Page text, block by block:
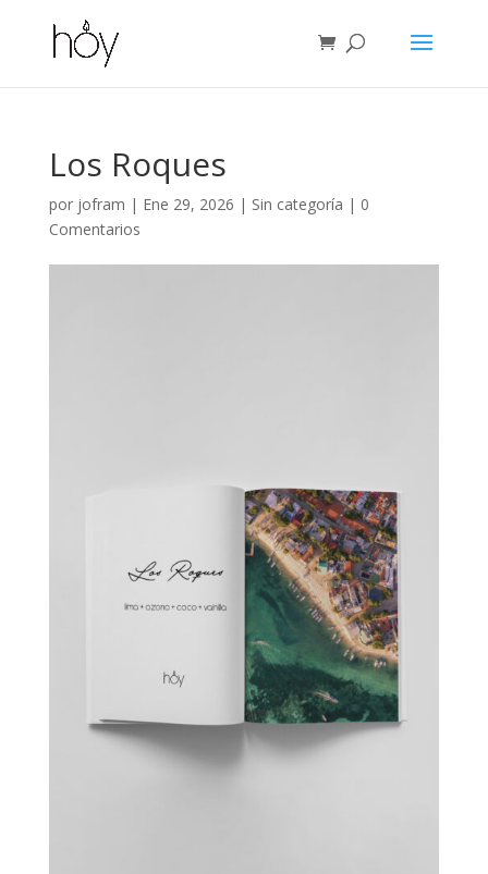
Los Roques
por jofram | Ene 29, 2026 | Sin categoría | 0
Comentarios